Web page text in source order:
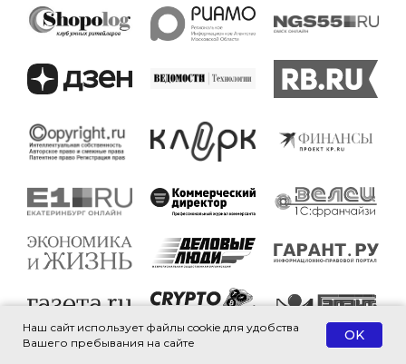
Наш сайт использует файлы cookie для удобства
Вашего пребывания на сайте
OK